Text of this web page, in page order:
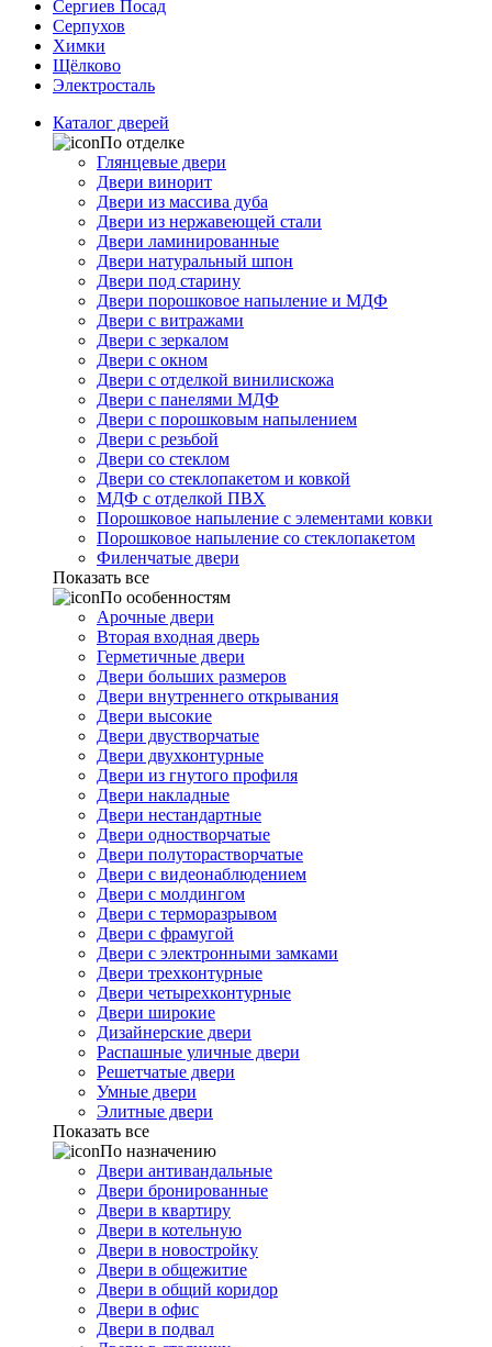
Сергиев Посад
Серпухов
Химки
Щёлково
Электросталь
Каталог дверей
По отделке
Глянцевые двери
Двери винорит
Двери из массива дуба
Двери из нержавеющей стали
Двери ламинированные
Двери натуральный шпон
Двери под старину
Двери порошковое напыление и МДФ
Двери с витражами
Двери с зеркалом
Двери с окном
Двери с отделкой винилискожа
Двери с панелями МДФ
Двери с порошковым напылением
Двери с резьбой
Двери со стеклом
Двери со стеклопакетом и ковкой
МДФ с отделкой ПВХ
Порошковое напыление с элементами ковки
Порошковое напыление со стеклопакетом
Филенчатые двери
Показать все
По особенностям
Арочные двери
Вторая входная дверь
Герметичные двери
Двери больших размеров
Двери внутреннего открывания
Двери высокие
Двери двустворчатые
Двери двухконтурные
Двери из гнутого профиля
Двери накладные
Двери нестандартные
Двери одностворчатые
Двери полуторастворчатые
Двери с видеонаблюдением
Двери с молдингом
Двери с терморазрывом
Двери с фрамугой
Двери с электронными замками
Двери трехконтурные
Двери четырехконтурные
Двери широкие
Дизайнерские двери
Распашные уличные двери
Решетчатые двери
Умные двери
Элитные двери
Показать все
По назначению
Двери антивандальные
Двери бронированные
Двери в квартиру
Двери в котельную
Двери в новостройку
Двери в общежитие
Двери в общий коридор
Двери в офис
Двери в подвал